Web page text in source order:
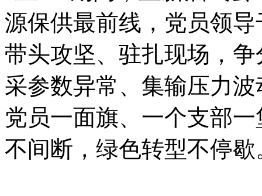
工作正在稳步推进，我
严格把控各项工艺参数
系统、二氧化碳脱除系
平稳高效运行，能够持
准的优质煤层气。”